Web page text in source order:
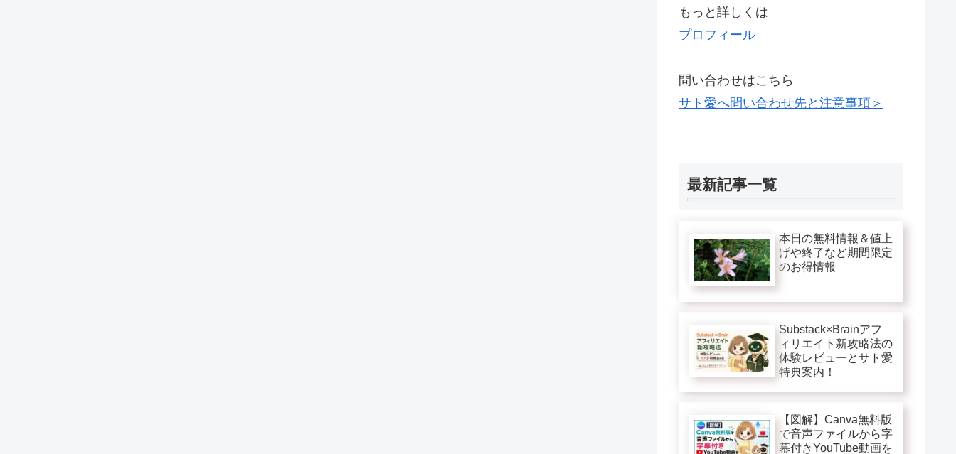
もっと詳しくは
プロフィール
問い合わせはこちら
サト愛へ問い合わせ先と注意事項＞
最新記事一覧
本日の無料情報＆値上
げや終了など期間限定
のお得情報
Substack×Brainアフ
ィリエイト新攻略法の
体験レビューとサト愛
特典案内！
【図解】Canva無料版
で音声ファイルから字
幕付きYouTube動画を